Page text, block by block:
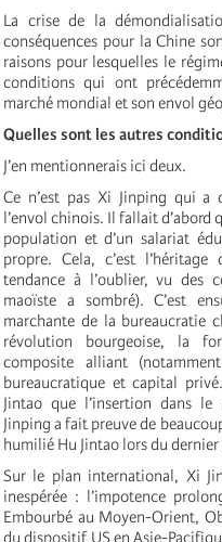
La crise de la
conséquences pour la Chine
raisons pour lesquelles le
conditions qui ont
marché mondial et son envol
Quelles sont les autres
J’en mentionnerais ici deux.
Ce n’est pas Xi Jinping qui a
l’envol chinois. Il fallait d’abord
population et d’un salariat
propre. Cela, c’est
tendance à l’oublier, vu des
maoïste a sombré). C’est
marchante de la bureaucratie
révolution bourgeoise, la
composite alliant
bureaucratique et capital
Jintao que l’insertion dans le
Jinping a fait preuve de
humilié Hu Jintao lors du dernier
Sur le plan international, Xi
inespérée : l’impotence
Embourbé au Moyen-Orient,
du dispositif US en Asie-